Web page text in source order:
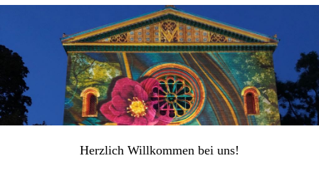
Herzlich Willkommen bei uns!